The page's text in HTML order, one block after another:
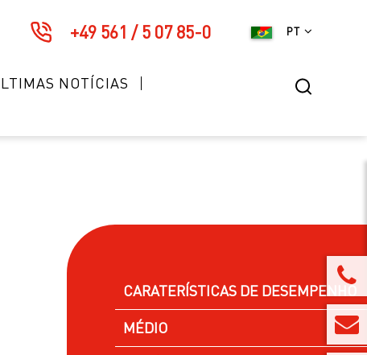
PT
+49 561 / 5 07 85-0
NOTÍCIAS
CARATERÍSTICAS DE DESEMPENHO
MÉDIO